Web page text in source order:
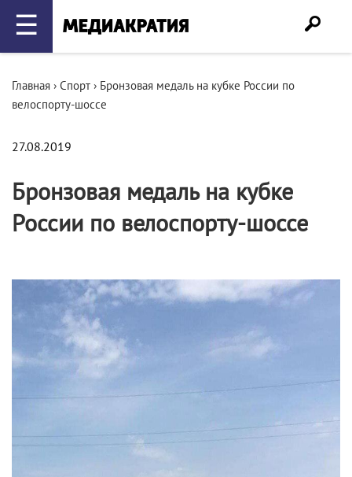
☰
Главная › Спорт › Бронзовая медаль на кубке России по
велоспорту-шоссе
27.08.2019
Бронзовая медаль на кубке
России по велоспорту-шоссе